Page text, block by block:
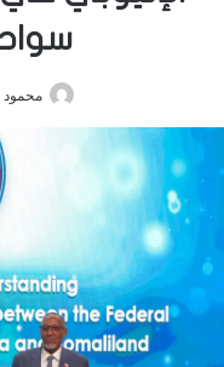
محمود